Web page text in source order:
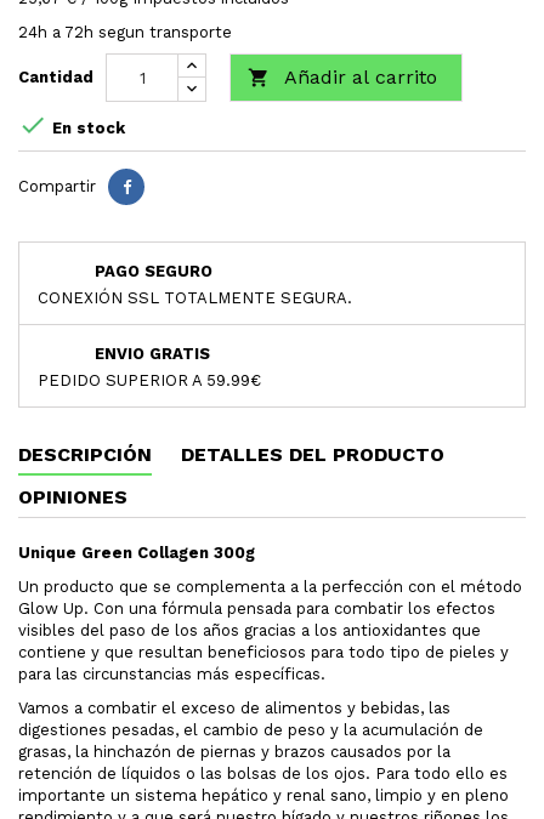
24h a 72h segun transporte
Cantidad  Añadir al carrito
 En stock
Compartir
PAGO SEGURO
CONEXIÓN SSL TOTALMENTE SEGURA.
ENVIO GRATIS
PEDIDO SUPERIOR A 59.99€
DESCRIPCIÓN
DETALLES DEL PRODUCTO
OPINIONES
Unique Green Collagen 300g
Un producto que se complementa a la perfección con el método
Glow Up. Con una fórmula pensada para combatir los efectos
visibles del paso de los años gracias a los antioxidantes que
contiene y que resultan beneficiosos para todo tipo de pieles y
para las circunstancias más específicas.
Vamos a combatir el exceso de alimentos y bebidas, las
digestiones pesadas, el cambio de peso y la acumulación de
grasas, la hinchazón de piernas y brazos causados por la
retención de líquidos o las bolsas de los ojos. Para todo ello es
importante un sistema hepático y renal sano, limpio y en pleno